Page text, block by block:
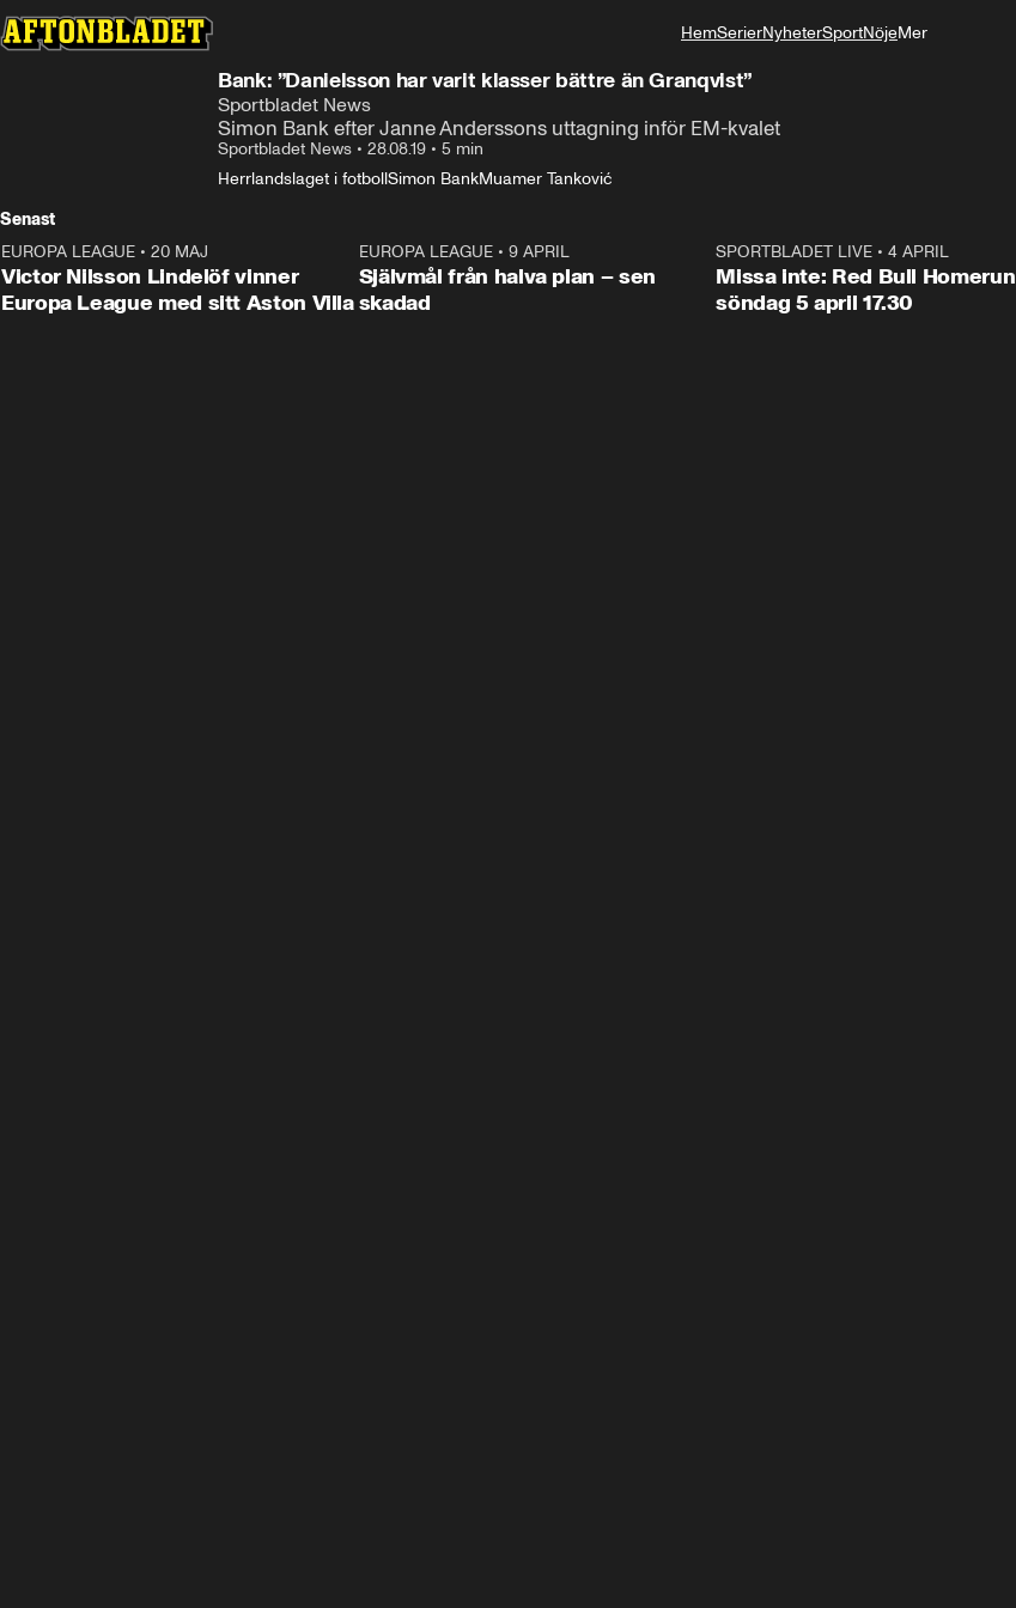
HemSerierNyheterSportNöjeMer
Bank: ”Danielsson har varit klasser bättre än Granqvist”
Sportbladet News
Simon Bank efter Janne Anderssons uttagning inför EM-kvalet
Sportbladet News • 28.08.19 • 5 min
Herrlandslaget i fotbollSimon BankMuamer Tanković
Senast
EUROPA LEAGUE • 20 MAJ
Victor Nilsson Lindelöf vinner
Europa League med sitt Aston Villa
1:03
EUROPA LEAGUE• 9 APRIL
Självmål från halva plan – sen
skadad
SPORTBLADET LIVE •4 APRIL
Missa inte: Red Bull Homerun
söndag 5 april 17.30